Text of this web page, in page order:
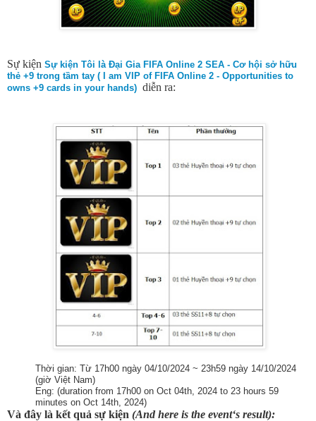
Sự kiện Sự kiện Tôi là Đại Gia FIFA Online 2 SEA - Cơ hội sở hữu
thẻ +9 trong tầm tay ( I am VIP of FIFA Online 2 - Opportunities to
owns +9 cards in your hands) diễn ra:
Thời gian: Từ 17h00 ngày 04/10/2024 ~ 23h59 ngày 14/10/2024
(giờ Việt Nam)
Eng: (duration from 17h00 on Oct 04th, 2024 to 23 hours 59
minutes on Oct 14th, 2024)
Và đây là kết quả sự kiện (And here is the event‘s result):